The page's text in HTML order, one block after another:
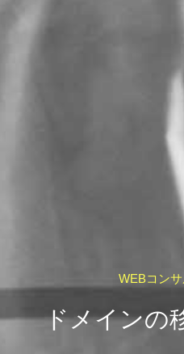
WEBコン
ドメインの